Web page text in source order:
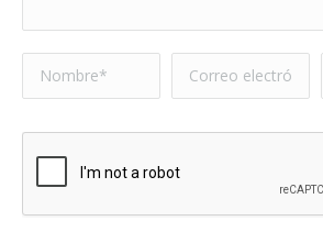
Nombre *
Correo electrónico
*